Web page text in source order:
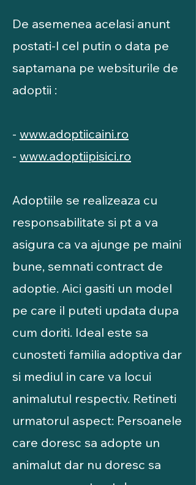
De asemenea acelasi anunt
postati-l cel putin o data pe
saptamana pe websiturile de
adoptii :
- www.adoptiicaini.ro
- www.adoptiipisici.ro
Adoptiile se realizeaza cu
responsabilitate si pt a va
asigura ca va ajunge pe maini
bune, semnati contract de
adoptie. Aici gasiti un model
pe care il puteti updata dupa
cum doriti. Ideal este sa
cunosteti familia adoptiva dar
si mediul in care va locui
animalutul respectiv. Retineti
urmatorul aspect: Persoanele
care doresc sa adopte un
animalut dar nu doresc sa